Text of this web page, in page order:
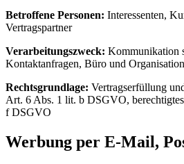
Betroffene Personen: Interessenten,
Vertragspartner
Verarbeitungszweck: Kommunikation
Kontaktanfragen, Büro und
Rechtsgrundlage: Vertragserfüllung
Art. 6 Abs. 1 lit. b DSGVO,
f DSGVO
Werbung per E-Mail,